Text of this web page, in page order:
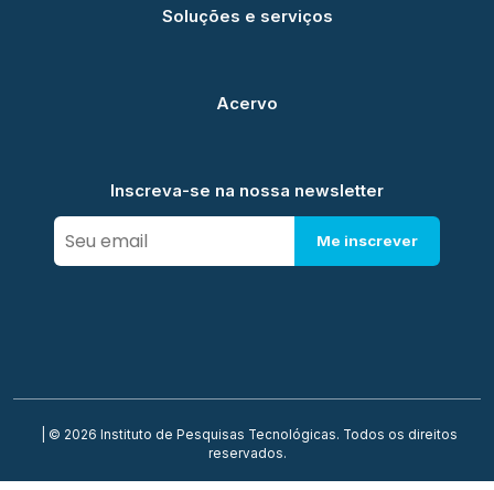
Soluções e serviços
Acervo
Inscreva-se na nossa newsletter
Me inscrever
| © 2026 Instituto de Pesquisas Tecnológicas. Todos os direitos
reservados.